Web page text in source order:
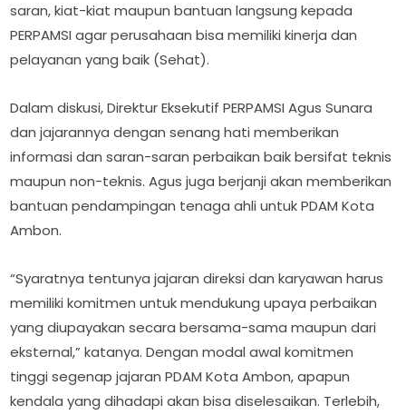
saran, kiat-kiat maupun bantuan langsung kepada
PERPAMSI agar perusahaan bisa memiliki kinerja dan
pelayanan yang baik (Sehat).
Dalam diskusi, Direktur Eksekutif PERPAMSI Agus Sunara
dan jajarannya dengan senang hati memberikan
informasi dan saran-saran perbaikan baik bersifat teknis
maupun non-teknis. Agus juga berjanji akan memberikan
bantuan pendampingan tenaga ahli untuk PDAM Kota
Ambon.
“Syaratnya tentunya jajaran direksi dan karyawan harus
memiliki komitmen untuk mendukung upaya perbaikan
yang diupayakan secara bersama-sama maupun dari
eksternal,” katanya. Dengan modal awal komitmen
tinggi segenap jajaran PDAM Kota Ambon, apapun
kendala yang dihadapi akan bisa diselesaikan. Terlebih,